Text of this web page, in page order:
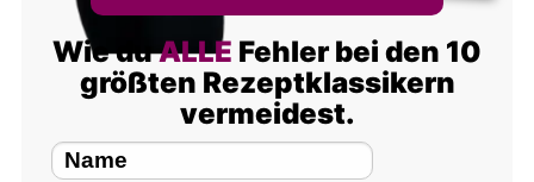
Wie duALLE Fehler bei den 10
größten Rezeptklassikern
vermeidest.